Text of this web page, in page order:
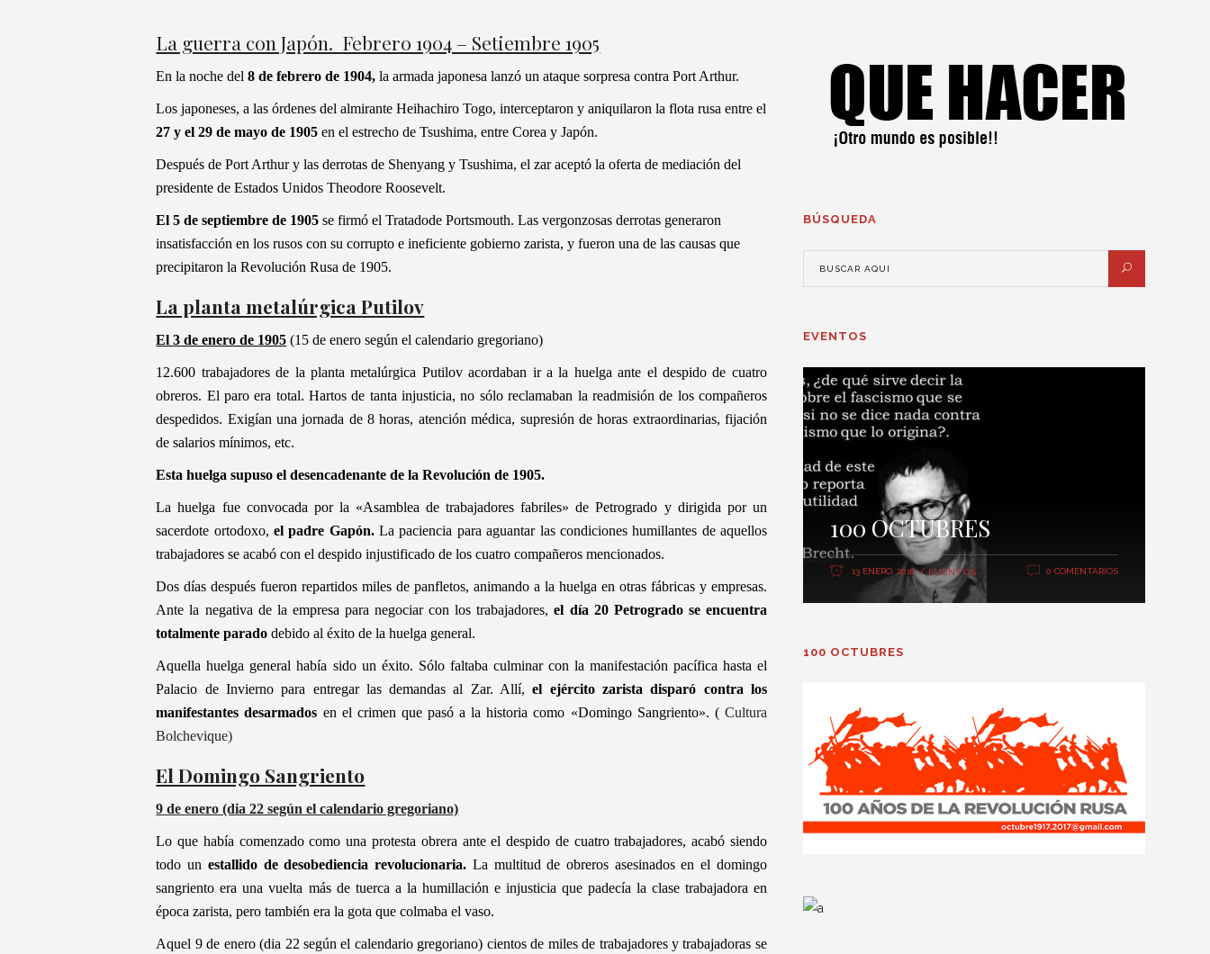
La guerra con Japón. Febrero 1904 – Setiembre 1905
En la noche del8 de febrero de 1904, la armada japonesa lanzó un ataque sorpresa contra Port Arthur.
Los japoneses, a las órdenes del almirante Heihachiro Togo, interceptaron y aniquilaron la flota rusa entre el
27 y el 29 de mayode 1905 en el estrecho de Tsushima, entre Corea y Japón.
Después de Port Arthur y las derrotas de Shenyang y Tsushima, el zar aceptó la oferta de mediación del
presidente de Estados Unidos Theodore Roosevelt.
El 5 de septiembre de 1905 se firmó el Tratadode Portsmouth. Las vergonzosas derrotas generaron
insatisfacción en los rusos con su corrupto e ineficiente gobierno zarista, y fueron una de las causas que
precipitaron la Revolución Rusa de 1905.
La planta metalúrgica Putilov
El3 de enero de 1905 (15 de enero según el calendario gregoriano)
12.600 trabajadores de la planta metalúrgica Putilov acordaban ir a la huelga ante el despido de cuatro
obreros. El paro era total. Hartos de tanta injusticia, no sólo reclamaban la readmisión de los compañeros
despedidos. Exigían una jornada de 8 horas, atención médica, supresión de horas extraordinarias, fijación
de salarios mínimos, etc.
Esta huelga supuso el desencadenante de la Revolución de 1905.
La huelga fue convocada por la «Asamblea de trabajadores fabriles» de Petrogrado y dirigida por un
sacerdote ortodoxo,el padre Gapón.La paciencia para aguantar las condiciones humillantes de aquellos
trabajadores se acabó con el despido injustificado de los cuatro compañeros mencionados.
Dos días después fueron repartidos miles de panfletos, animando a la huelga en otras fábricas y empresas.
Ante la negativa de la empresa para negociar con los trabajadores,el día 20 Petrogrado se encuentra
totalmente paradodebido al éxito de la huelga general.
Aquella huelga general había sido un éxito. Sólo faltaba culminar con la manifestación pacífica hasta el
Palacio de Invierno para entregar las demandas al Zar. Allí,el ejército zarista disparó contra los
manifestantes desarmados en el crimen que pasó a la historia como «Domingo Sangriento». (Cultura
Bolchevique)
El Domingo Sangriento
9 de enero (dia 22 según el calendario gregoriano)
Lo que había comenzado como una protesta obrera ante el despido de cuatro trabajadores, acabó siendo
todo un estallido de desobediencia revolucionaria. La multitud de obreros asesinados en el domingo
sangriento era una vuelta más de tuerca a la humillación e injusticia que padecía la clase trabajadora en
época zarista, pero también era la gota que colmaba el vaso.
Aquel 9 de enero (dia 22 según el calendario gregoriano) cientos de miles de trabajadores y trabajadoras se
BÚSQUEDA
EVENTOS
100 OCTUBRES
13 ENERO, 2016 EVENTOS 0 COMENTARIOS
100 OCTUBRES